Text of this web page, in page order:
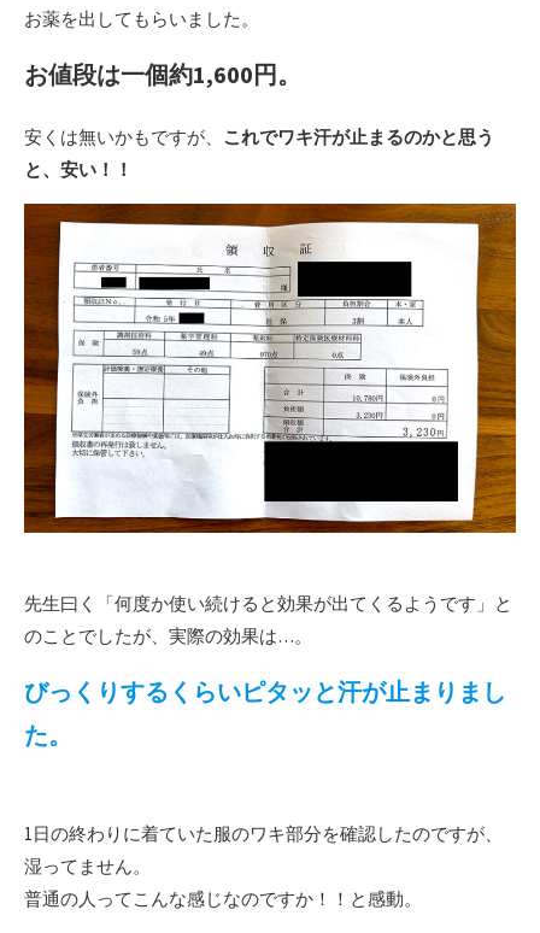
お薬を出してもらいました。
お値段は一個約1,600円。
安くは無いかもですが、 これでワキ汗が止まるのかと思う
と、安い！！
先生曰く「何度か使い続けると効果が出てくるようです」と
のことでしたが、実際の効果は…。
びっくりするくらいピタッと汗が止まりまし
た。
1日の終わりに着ていた服のワキ部分を確認したのですが、
湿ってません。
普通の人ってこんな感じなのですか！！と感動。